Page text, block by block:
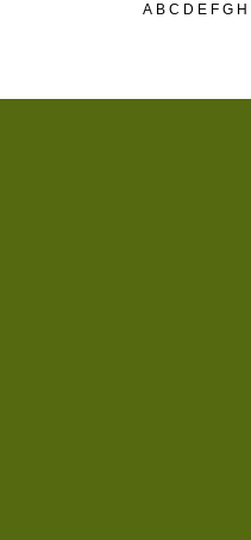
A B C D E F G H